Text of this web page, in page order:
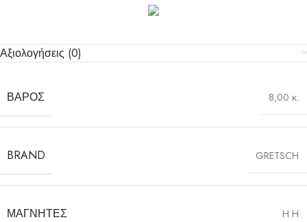
Αξιολογήσεις (0)
ΒΆΡΟΣ 8,00 κ.
BRAND GRETSCH
ΜΑΓΝΉΤΕΣ H H